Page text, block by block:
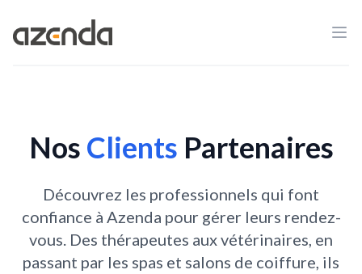
Nos Clients Partenaires
Découvrez les professionnels qui font
confiance à Azenda pour gérer leurs rendez-
vous. Des thérapeutes aux vétérinaires, en
passant par les spas et salons de coiffure, ils